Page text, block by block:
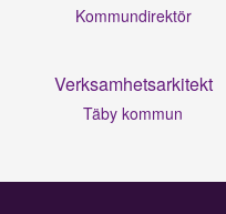
Kommundirektör
Verksamhetsarkitekt
Täby kommun